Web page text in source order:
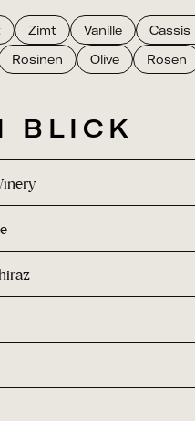
Zimt Vanille Cassis
Rosinen Olive Rosen
BLICK